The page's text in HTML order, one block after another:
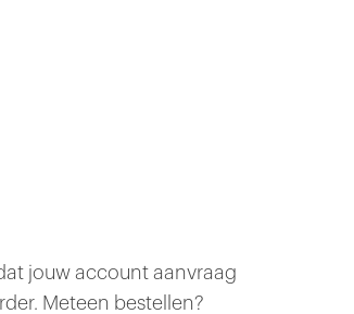
jouw account aanvraag
Meteen bestellen?